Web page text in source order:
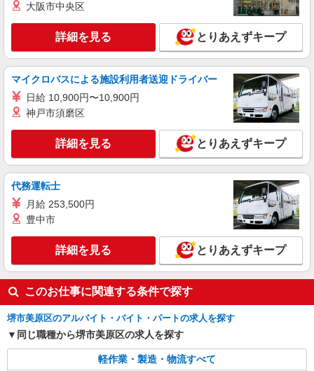
大阪市中央区
詳細を見る とりあえずキープ
マイクロバスによる施設利用者送迎ドライバー
日給 10,900円〜10,900円
神戸市須磨区
詳細を見る とりあえずキープ
代務運転士
月給 253,500円
豊中市
詳細を見る とりあえずキープ
このお仕事に関連する条件で探す
堺市美原区のアルバイト・バイト・パートの求人を探す
同じ職種から堺市美原区の求人を探す
軽作業・製造・物流すべて